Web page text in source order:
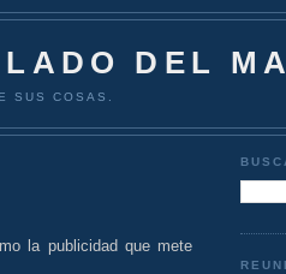
DEL
SUS COSAS.
la publicidad que mete